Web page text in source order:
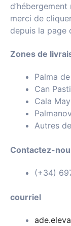
merci de
depuis la page
Zones de
Palma
Can
Cala
Autres
Contactez-
(+34)
courriel